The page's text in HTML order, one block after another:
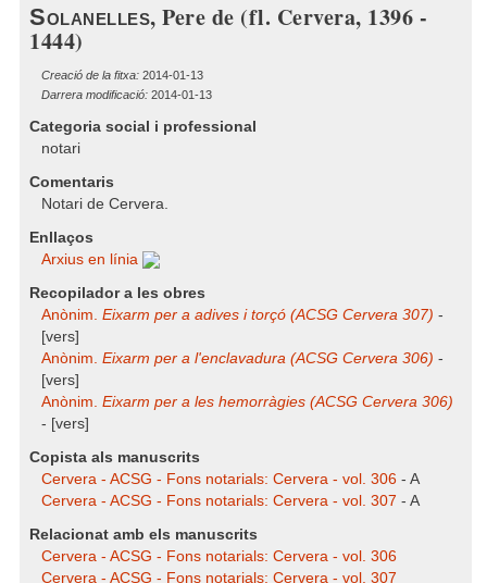
Solanelles, Pere de (fl. Cervera, 1396 -
1444)
Creació de la fitxa: 2014-01-13
Darrera modificació: 2014-01-13
Categoria social i professional
notari
Comentaris
Notari de Cervera.
Enllaços
Arxius en línia
Recopilador a les obres
Anònim. Eixarm per a adives i torçó (ACSG Cervera 307) -
[vers]
Anònim. Eixarm per a l'enclavadura (ACSG Cervera 306) -
[vers]
Anònim. Eixarm per a les hemorràgies (ACSG Cervera 306)
- [vers]
Copista als manuscrits
Cervera - ACSG - Fons notarials: Cervera - vol. 306 - A
Cervera - ACSG - Fons notarials: Cervera - vol. 307 - A
Relacionat amb els manuscrits
Cervera - ACSG - Fons notarials: Cervera - vol. 306
Cervera - ACSG - Fons notarials: Cervera - vol. 307